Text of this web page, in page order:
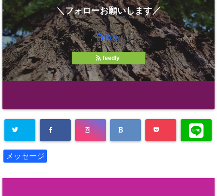
＼フォローお願いします／
Follow
feedly
メッセージ